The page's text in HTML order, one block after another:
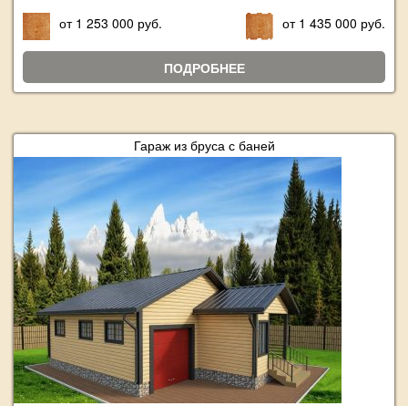
от 1 253 000 руб. от 1 435 000 руб.
ПОДРОБНЕЕ
Гараж из бруса с баней